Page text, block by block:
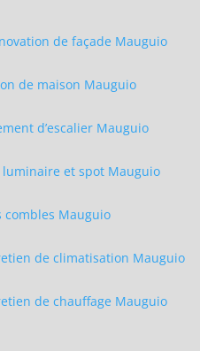
de façade Mauguio
de maison Mauguio
d’escalier Mauguio
luminaire et spot Mauguio
combles Mauguio
de climatisation Mauguio
de chauffage Mauguio